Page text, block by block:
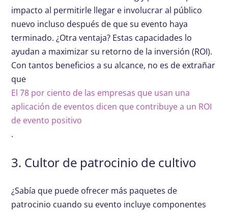
impacto al permitirle llegar e involucrar al público
nuevo incluso después de que su evento haya
terminado. ¿Otra ventaja? Estas capacidades lo
ayudan a maximizar su retorno de la inversión (ROI).
Con tantos beneficios a su alcance, no es de extrañar
que
El 78 por ciento de las empresas que usan una
aplicación de eventos dicen que contribuye a un ROI
de evento positivo
.
3. Cultor de patrocinio de cultivo
¿Sabía que puede ofrecer más paquetes de
patrocinio cuando su evento incluye componentes